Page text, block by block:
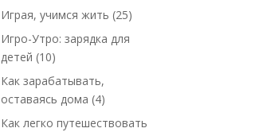
Играя, учимся жить (25)
Игро-Утро: зарядка для
детей (10)
Как зарабатывать,
оставаясь дома (4)
Как легко путешествовать